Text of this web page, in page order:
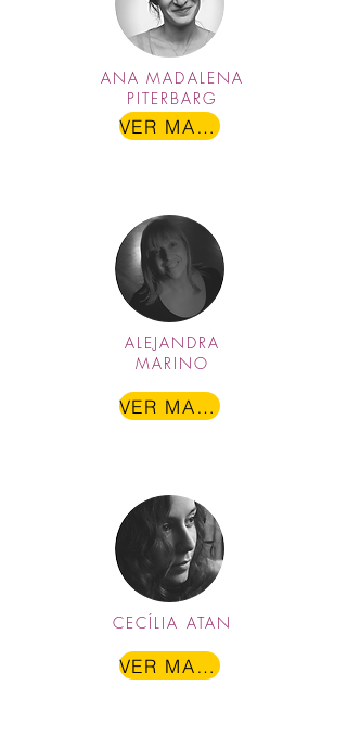
ANA MADALENA
PITERBARG
VER MAIS
ALEJANDRA
MARINO
VER MAIS
CECÍLIA ATAN
VER MAIS